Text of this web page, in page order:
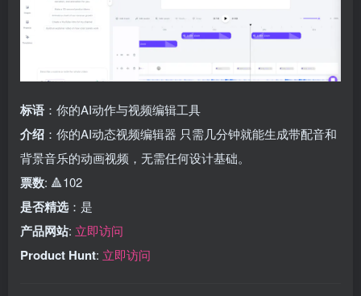
标语 ：你的AI动作与视频编辑工具
介绍 ：你的AI动态视频编辑器 只需几分钟就能生成带配音和
背景音乐的动画视频，无需任何设计基础。
票数: 🔺102
是否精选 ：是
产品网站: 立即访问
Product Hunt: 立即访问